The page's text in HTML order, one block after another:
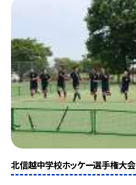
北信越中学校ホッケー選手権大会